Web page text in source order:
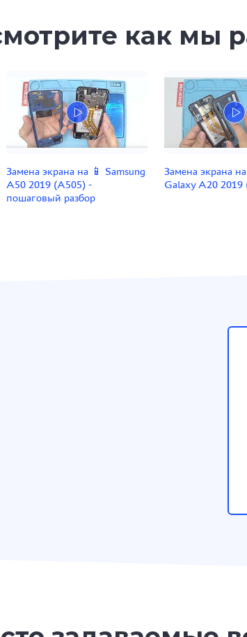
как мы
Замена экрана на 📱 Samsung
A50 2019 (A505) -
пошаговый разбор
Замена экрана
Galaxy A20 2019